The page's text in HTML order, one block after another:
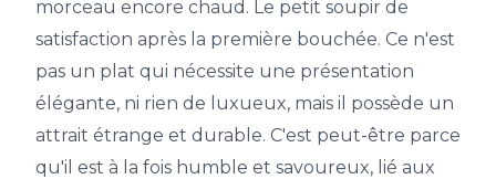
morceau encore chaud. Le petit soupir de
satisfaction après la première bouchée. Ce n'est
pas un plat qui nécessite une présentation
élégante, ni rien de luxueux, mais il possède un
attrait étrange et durable. C'est peut-être parce
qu'il est à la fois humble et savoureux, lié aux